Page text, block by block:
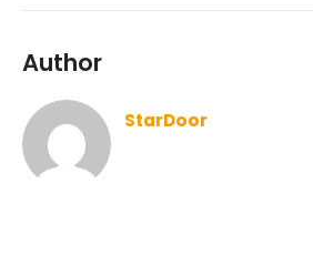
Author
StarDoor